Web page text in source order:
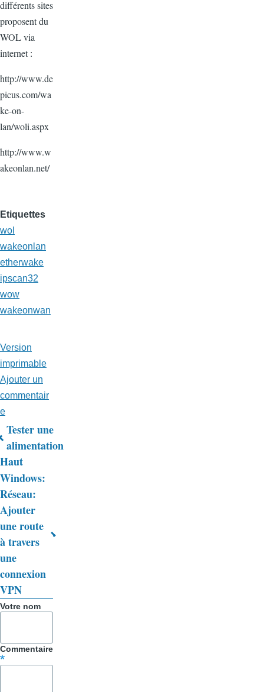
différents sites
proposent du
WOL via
internet :
http://www.de
picus.com/wa
ke-on-
lan/woli.aspx
http://www.w
akeonlan.net/
Etiquettes
wol
wakeonlan
etherwake
ipscan32
wow
wakeonwan
Version
imprimable
Ajouter un
commentair
e
Liens
transversaux
de
livre
pour
Trucs
&
Astuces
Tester une
alimentation
Haut
Windows:
Réseau:
Ajouter
une route
à travers
une
connexion
VPN
Votre nom
Commentaire